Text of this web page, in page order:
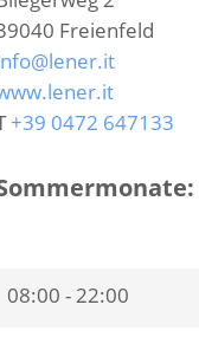
Freienfeld
+39 0472 647133
08:00 - 22:00